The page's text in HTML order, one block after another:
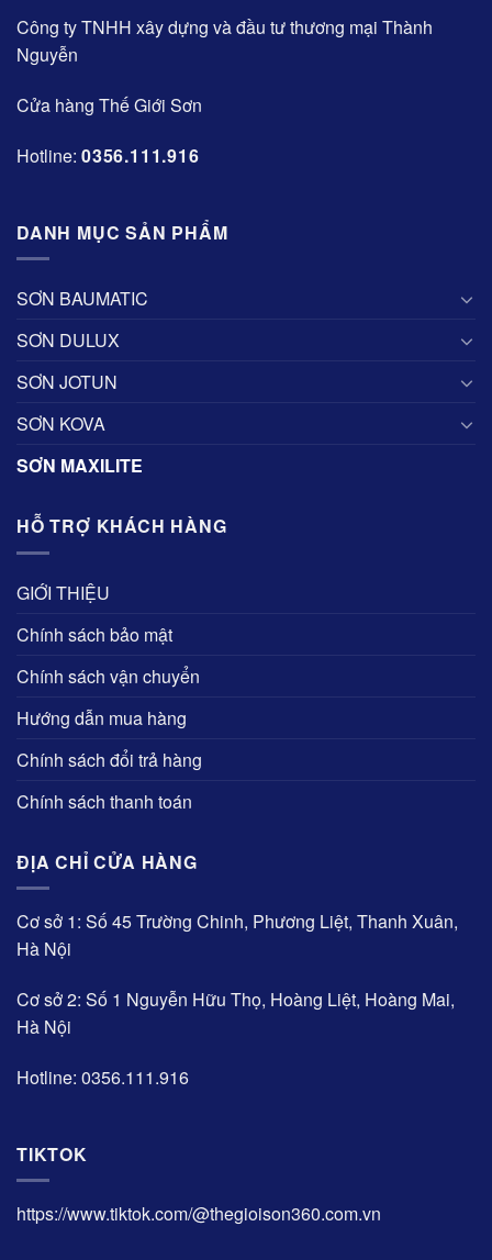
Công ty TNHH xây dựng và đầu tư thương mại Thành
Nguyễn
Cửa hàng Thế Giới Sơn
Hotline: 0356.111.916
DANH MỤC SẢN PHẨM
SƠN BAUMATIC
SƠN DULUX
SƠN JOTUN
SƠN KOVA
SƠN MAXILITE
HỖ TRỢ KHÁCH HÀNG
GIỚI THIỆU
Chính sách bảo mật
Chính sách vận chuyển
Hướng dẫn mua hàng
Chính sách đổi trả hàng
Chính sách thanh toán
ĐỊA CHỈ CỬA HÀNG
Cơ sở 1: Số 45 Trường Chinh, Phương Liệt, Thanh Xuân,
Hà Nội
Cơ sở 2: Số 1 Nguyễn Hữu Thọ, Hoàng Liệt, Hoàng Mai,
Hà Nội
Hotline: 0356.111.916
TIKTOK
https://www.tiktok.com/@thegioison360.com.vn